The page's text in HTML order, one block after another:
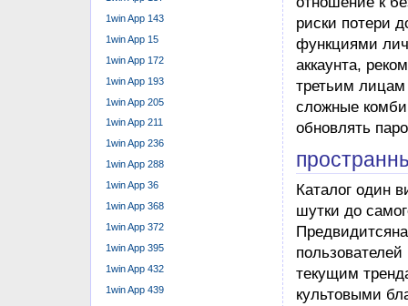
работу.
пользу от
поддержки, вы
восстановить
забыли свой
рынка и
применяют
шансов на
Если
функцию
входа.
1win App 143
1win App 15
1win App 172
1win App 193
1win App 205
1win App 211
1win App 236
1win App 288
1win App 36
1win App 368
1win App 372
1win App 395
1win App 432
1win App 439